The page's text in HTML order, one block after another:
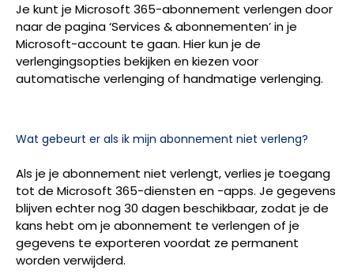
Je kunt je Microsoft 365-abonnement verlengen door
naar de pagina ‘Services & abonnementen’ in je
Microsoft-account te gaan. Hier kun je de
verlengingsopties bekijken en kiezen voor
automatische verlenging of handmatige verlenging.
Wat gebeurt er als ik mijn abonnement niet verleng?
Als je je abonnement niet verlengt, verlies je toegang
tot de Microsoft 365-diensten en -apps. Je gegevens
blijven echter nog 30 dagen beschikbaar, zodat je de
kans hebt om je abonnement te verlengen of je
gegevens te exporteren voordat ze permanent
worden verwijderd.